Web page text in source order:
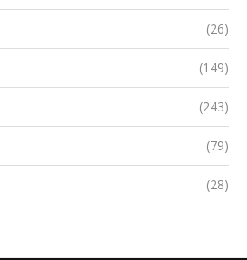
(26)
(149)
(243)
(79)
(28)